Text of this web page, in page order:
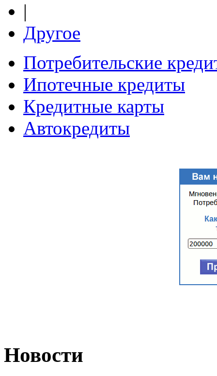
|
Другое
Потребительские
Ипотечные кредиты
Кредитные карты
Автокредиты
Новости